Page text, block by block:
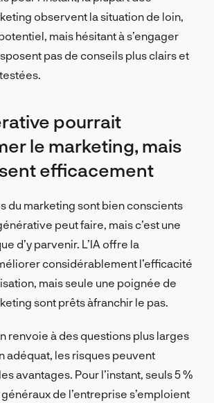
observent la situation de loin,
mais hésitant à s’engager
pas de conseils plus clairs et
pourrait
le marketing, mais
efficacement
du marketing sont bien conscients
peut faire, mais c’est une
d’y parvenir. L’IA offre la
considérablement l’efficacité
mais seule une poignée de
sont prêts àfranchir le pas.
renvoie à des questions plus larges
adéquat, les risques peuvent
avantages. Pour l’instant, seuls 5 %
de l’entreprise s’emploient